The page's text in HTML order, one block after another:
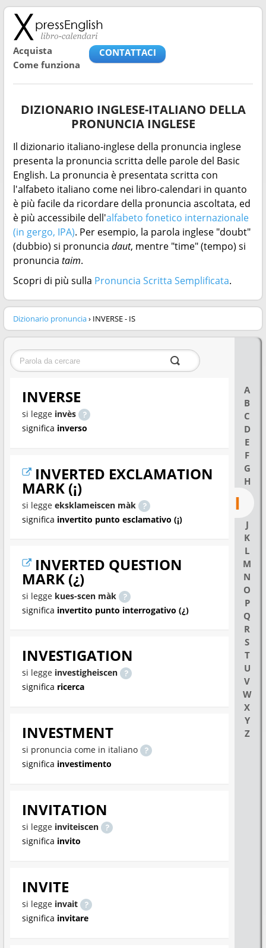
Acquista
Come funziona
CONTATTACI
DIZIONARIO INGLESE-ITALIANO DELLA
PRONUNCIA INGLESE
Il dizionario italiano-inglese della pronuncia inglese
presenta la pronuncia scritta delle parole del Basic
English. La pronuncia è presentata scritta con
l'alfabeto italiano come nei libro-calendari in quanto
è più facile da ricordare della pronuncia ascoltata, ed
è più accessibile dell'alfabeto fonetico internazionale
(in gergo, IPA). Per esempio, la parola inglese "doubt"
(dubbio) si pronuncia daut, mentre "time" (tempo) si
pronuncia taim.
Scopri di più sulla Pronuncia Scritta Semplificata.
Dizionario pronuncia› INVERSE - IS
A
B
C
D
E
F
G
H
I
J
K
L
M
N
O
P
Q
R
S
T
U
V
W
X
Y
Z
INVERSE
si legge invès
significa inverso
INVERTED EXCLAMATION
MARK (¡)
si legge eksklameiscen màk
significa invertito punto esclamativo (¡)
INVERTED QUESTION
MARK (¿)
si legge kues-scen màk
significa invertito punto interrogativo (¿)
INVESTIGATION
si legge investigheiscen
significa ricerca
INVESTMENT
si pronuncia come in italiano
significa investimento
INVITATION
si legge inviteiscen
significa invito
INVITE
si legge invait
significa invitare